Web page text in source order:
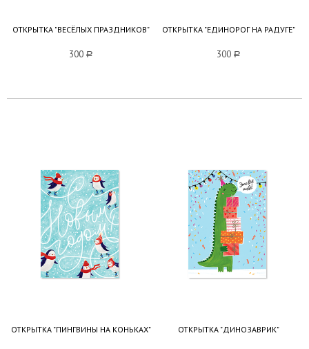
ОТКРЫТКА "ВЕСЁЛЫХ ПРАЗДНИКОВ"
300 a
ОТКРЫТКА "ЕДИНОРОГ НА РАДУГЕ"
300 a
ОТКРЫТКА "ПИНГВИНЫ НА КОНЬКАХ" ОТКРЫТКА "ДИНОЗАВРИК"